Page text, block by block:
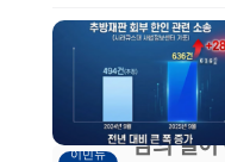
이민뉴
"남의 일이